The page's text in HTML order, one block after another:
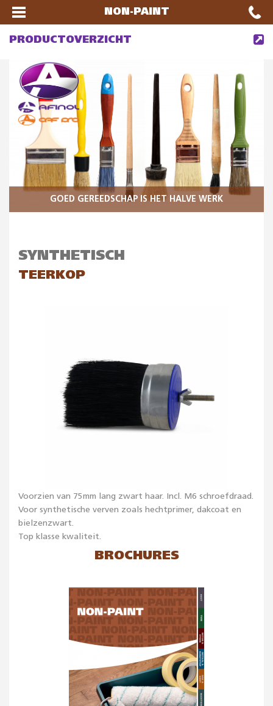
NON-PAINT
PRODUCTOVERZICHT
GOED GEREEDSCHAP IS HET HALVE WERK
SYNTHETISCH
TEERKOP
Voorzien van 75mm lang zwart haar. Incl. M6 schroefdraad.
Voor synthetische verven zoals hechtprimer, dakcoat en
bielzenzwart.
Top klasse kwaliteit.
BROCHURES